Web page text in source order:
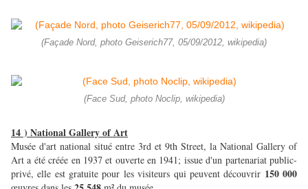
(Façade Nord, photo Geiserich77, 05/09/2012, wikipedia)
(Face Sud, photo Noclip, wikipedia)
14 ) National Gallery of Art
Musée d'art national situé entre 3rd et 9th Street, la National Gallery of
Art a été créée en 1937 et ouverte en 1941; issue d'un partenariat public-
privé, elle est gratuite pour les visiteurs qui peuvent découvrir 150 000